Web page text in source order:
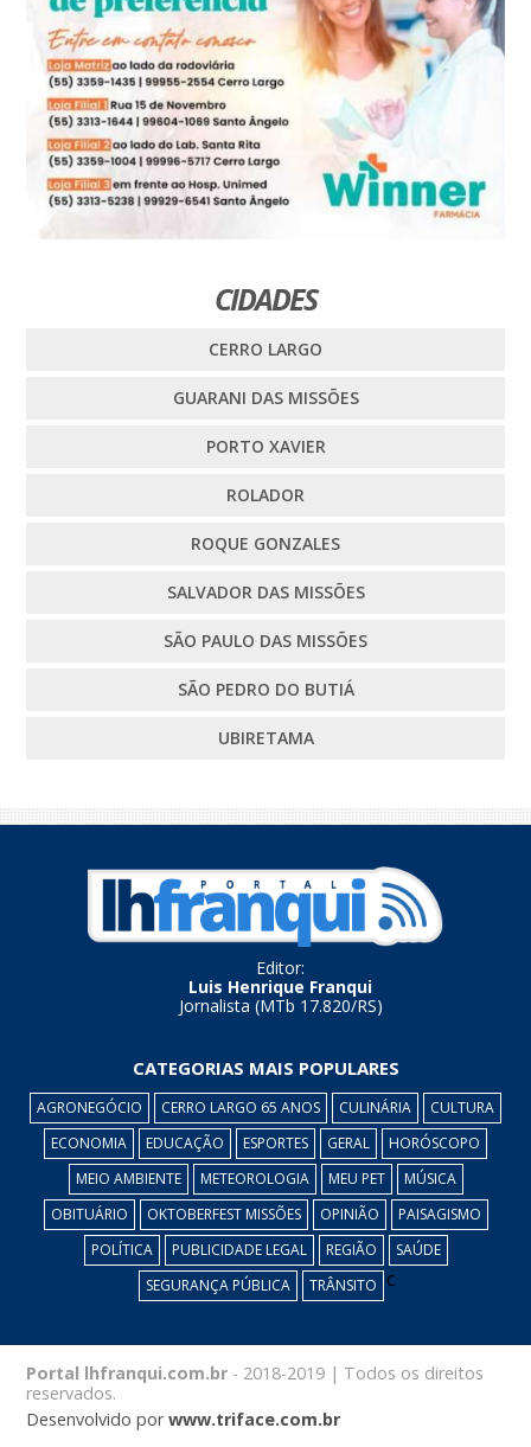
CIDADES
CERRO LARGO
GUARANI DAS MISSÕES
PORTO XAVIER
ROLADOR
ROQUE GONZALES
SALVADOR DAS MISSÕES
SÃO PAULO DAS MISSÕES
SÃO PEDRO DO BUTIÁ
UBIRETAMA
Editor:
Luis Henrique Franqui
Jornalista (MTb 17.820/RS)
CATEGORIAS MAIS POPULARES
AGRONEGÓCIO CERRO LARGO 65 ANOS CULINÁRIA
CULTURA
ECONOMIA
EDUCAÇÃO ESPORTES GERAL
HORÓSCOPO
MEIO AMBIENTE
METEOROLOGIA MEU PET
MÚSICA
OBITUÁRIO
OKTOBERFEST MISSÕES OPINIÃO
PAISAGISMO
POLÍTICA
PUBLICIDADE LEGAL REGIÃO
SAÚDE
SEGURANÇA PÚBLICA
TRÂNSITO c
Portal lhfranqui.com.br - 2018-2019 | Todos os direitos
reservados.
Desenvolvido porwww.triface.com.br